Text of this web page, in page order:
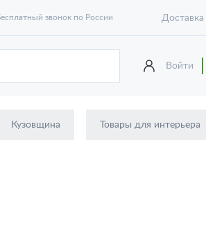
звонок по России Доставка
Войти
Кузовщина Товары для интерьера